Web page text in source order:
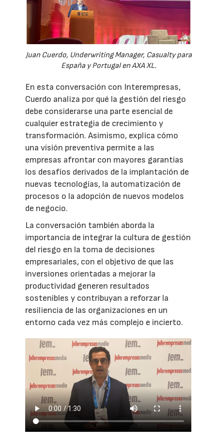
Juan Cuerdo, Underwriting Manager, Casualty para
España y Portugal en AXA XL.
En esta conversación con Interempresas,
Cuerdo analiza por qué la gestión del riesgo
debe considerarse una parte esencial de
cualquier estrategia de crecimiento y
transformación. Asimismo, explica cómo
una visión preventiva permite a las
empresas afrontar con mayores garantías
los desafíos derivados de la implantación de
nuevas tecnologías, la automatización de
procesos o la adopción de nuevos modelos
de negocio.
La conversación también aborda la
importancia de integrar la cultura de gestión
del riesgo en la toma de decisiones
empresariales, con el objetivo de que las
inversiones orientadas a mejorar la
productividad generen resultados
sostenibles y contribuyan a reforzar la
resiliencia de las organizaciones en un
entorno cada vez más complejo e incierto.